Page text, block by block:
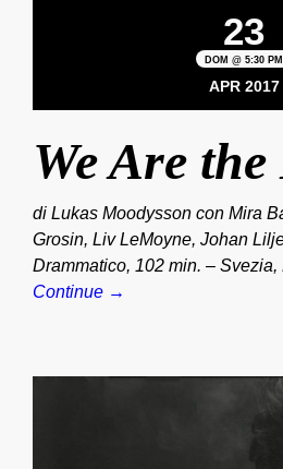
23
DOM @ 5:30 PM
APR 2017
We Are
di Lukas Moodysson con Mira
Grosin, Liv LeMoyne, Johan
Drammatico, 102 min. –
Continue →